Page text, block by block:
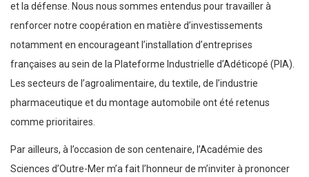
et la défense. Nous nous sommes entendus pour travailler à
renforcer notre coopération en matière d’investissements
notamment en encourageant l’installation d’entreprises
françaises au sein de la Plateforme Industrielle d’Adéticopé (PIA).
Les secteurs de l’agroalimentaire, du textile, de l’industrie
pharmaceutique et du montage automobile ont été retenus
comme prioritaires.
Par ailleurs, à l’occasion de son centenaire, l’Académie des
Sciences d’Outre-Mer m’a fait l’honneur de m’inviter à prononcer